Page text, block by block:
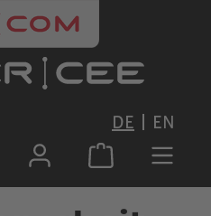
DE EN